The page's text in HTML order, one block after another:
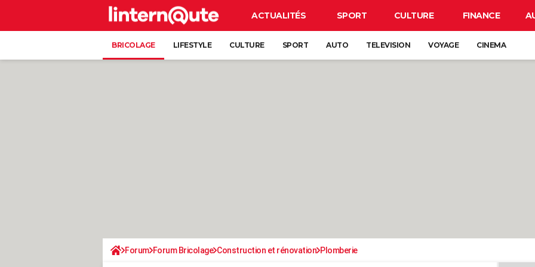
ACTUALITÉS SPORT CULTURE FINANCE
BRICOLAGE LIFESTYLE CULTURE SPORT AUTO TELEVISION VOYAGE CINEMA
Forum Forum Bricolage Construction et rénovation Plomberie